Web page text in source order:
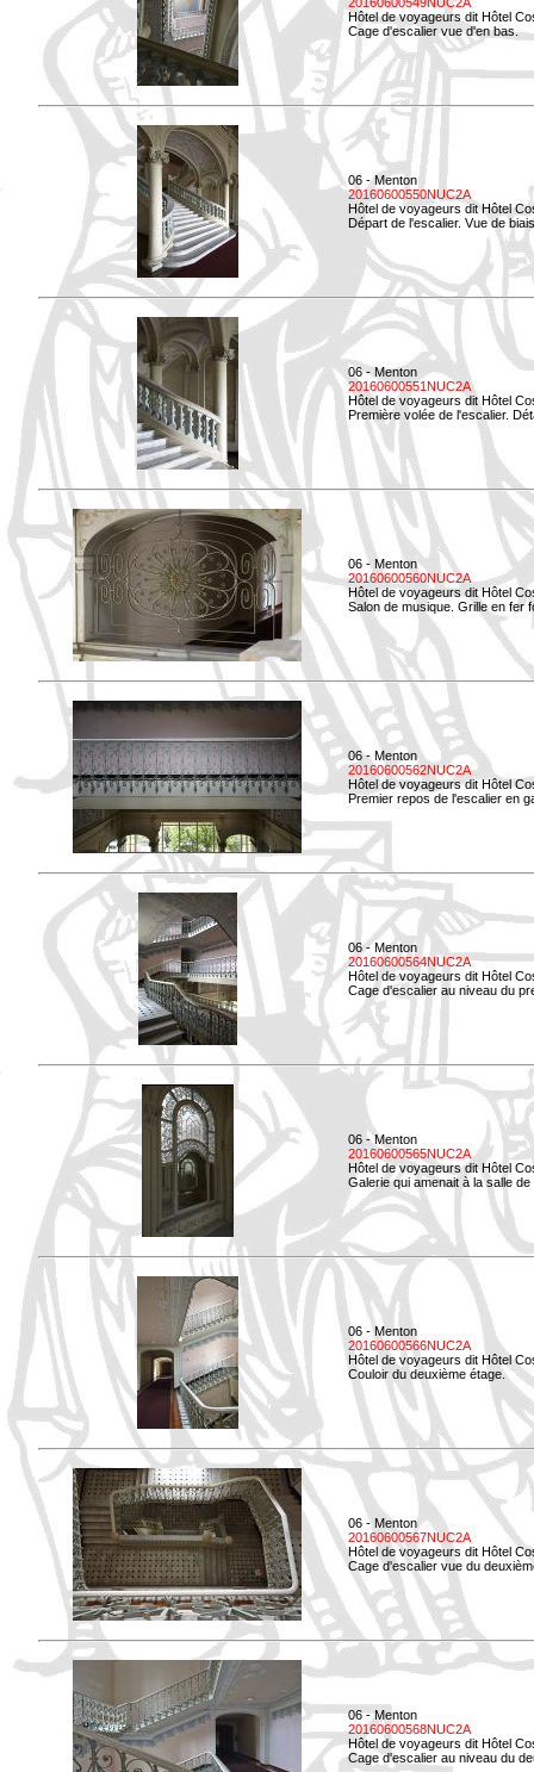
Hôtel de voyageurs dit Hôtel
Cage d'escalier vue d'en bas.
06 - Menton
20160600550NUC2A
Hôtel de voyageurs dit Hôtel
Départ de l'escalier. Vue de
06 - Menton
20160600551NUC2A
Hôtel de voyageurs dit Hôtel
Première volée de l'escalier.
06 - Menton
20160600560NUC2A
Hôtel de voyageurs dit Hôtel
Salon de musique. Grille en fer
06 - Menton
20160600562NUC2A
Hôtel de voyageurs dit Hôtel
Premier repos de l'escalier en
06 - Menton
20160600564NUC2A
Hôtel de voyageurs dit Hôtel
Cage d'escalier au niveau du
06 - Menton
20160600565NUC2A
Hôtel de voyageurs dit Hôtel
Galerie qui amenait à la salle
06 - Menton
20160600566NUC2A
Hôtel de voyageurs dit Hôtel
Couloir du deuxième étage.
06 - Menton
20160600567NUC2A
Hôtel de voyageurs dit Hôtel
Cage d'escalier vue du
06 - Menton
20160600568NUC2A
Hôtel de voyageurs dit Hôtel
Cage d'escalier au niveau du